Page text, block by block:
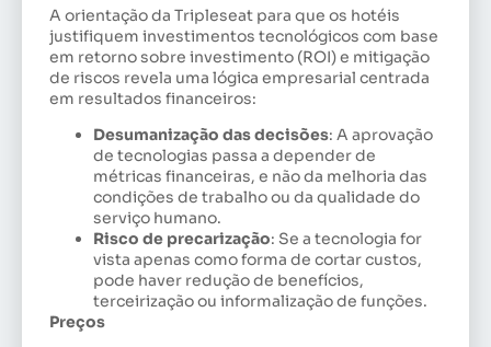
A orientação da Tripleseat para que os hotéis
justifiquem investimentos tecnológicos com base
em retorno sobre investimento (ROI) e mitigação
de riscos revela uma lógica empresarial centrada
em resultados financeiros:
Desumanização das decisões: A aprovação
de tecnologias passa a depender de
métricas financeiras, e não da melhoria das
condições de trabalho ou da qualidade do
serviço humano.
Risco de precarização: Se a tecnologia for
vista apenas como forma de cortar custos,
pode haver redução de benefícios,
terceirização ou informalização de funções.
Preços